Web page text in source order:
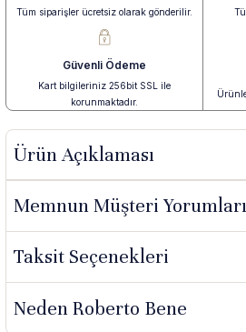
Tüm siparişler ücretsiz olarak gönderilir.
Güvenli Ödeme
Kart bilgileriniz 256bit SSL ile
korunmaktadır.
Ürün Açıklaması
Memnun Müşteri Yorumları
Taksit Seçenekleri
Neden Roberto Bene